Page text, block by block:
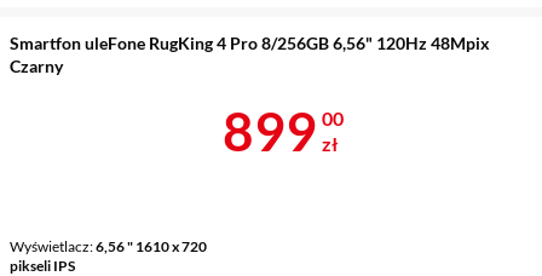
Smartfon uleFone RugKing 4 Pro 8/256GB 6,56" 120Hz 48Mpix
Czarny
Wyświetlacz 6,56 " 1610 x 720
pikseli IPS
Cena 899 zł
899 00
zł